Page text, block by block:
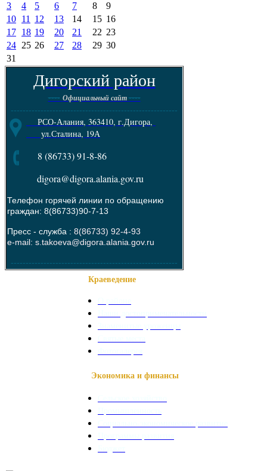
3
4 5 6 7 8
9
10 11 12 13 14 15 16
17 18 19 20 21 22 23
24 25 26 27 28 29 30
31
Дигорский район
---- Официальный сайт----
--------------------------------------------------------
РСО-Алания, 363410, г.Дигора,
ул.Сталина, 19А
8 (86733) 91-8-86
digora@digora.alania.gov.ru
Телефон горячей линии по обращению
граждан: 8(86733)90-7-13
Пресс - служба : 8(86733) 92-4-93
e-mail: s.takoeva@digora.alania.gov.ru
--------------------------------------------------------
Краеведение
Экономика и финансы